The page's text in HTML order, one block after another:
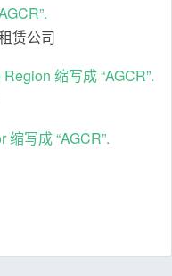
赁公司
缩写成 “AGCR”.
写成 “AGCR”.